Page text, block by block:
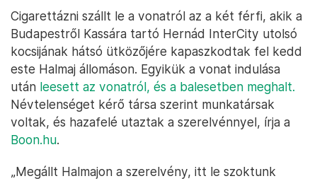
Cigarettázni szállt le a vonatról az a két férfi, akik a
Budapestről Kassára tartó Hernád InterCity utolsó
kocsijának hátsó ütközőjére kapaszkodtak fel kedd
este Halmaj állomáson. Egyikük a vonat indulása
után leesett az vonatról, és a balesetben meghalt.
Névtelenséget kérő társa szerint munkatársak
voltak, és hazafelé utaztak a szerelvénnyel, írja a
Boon.hu.
„Megállt Halmajon a szerelvény, itt le szoktunk